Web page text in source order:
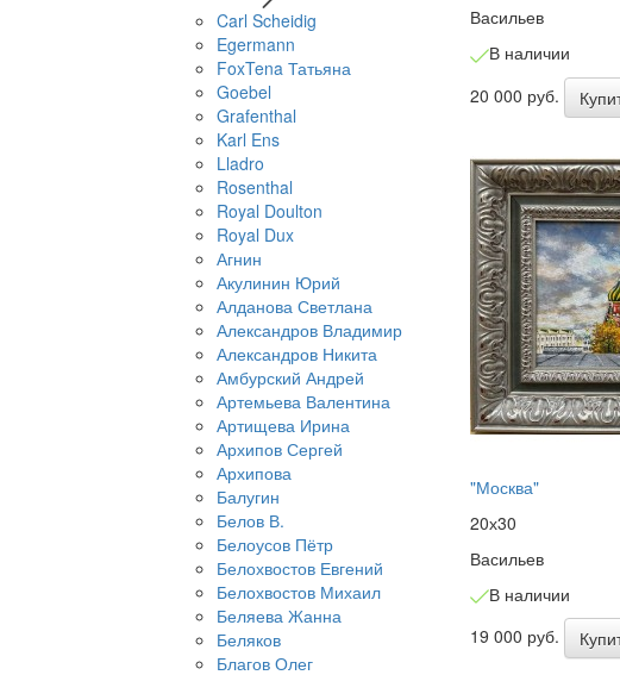
Carl Scheidig
Egermann
FoxTena Татьяна
Goebel
Grafenthal
Karl Ens
Lladro
Rosenthal
Royal Doulton
Royal Dux
Агнин
Акулинин Юрий
Алданова Светлана
Александров Владимир
Александров Никита
Амбурский Андрей
Артемьева Валентина
Артищева Ирина
Архипов Сергей
Архипова
Балугин
Белов В.
Белоусов Пётр
Белохвостов Евгений
Белохвостов Михаил
Беляева Жанна
Беляков
Благов Олег
Васильев
В наличии
20 000 руб.
"Москва"
20х30
Васильев
В наличии
19 000 руб.